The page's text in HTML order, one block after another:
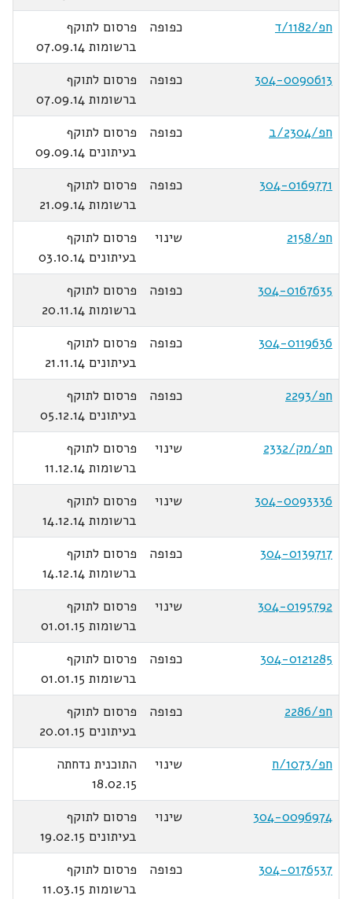
חפ/1182/ד
כפופה
פרסום לתוקף
ברשומות 07.09.14
304-0090613
כפופה
פרסום לתוקף
ברשומות 07.09.14
חפ/2304/ב
כפופה
פרסום לתוקף
בעיתונים 09.09.14
304-0169771
כפופה
פרסום לתוקף
ברשומות 21.09.14
חפ/2158
שינוי
פרסום לתוקף
בעיתונים 03.10.14
304-0167635
כפופה
פרסום לתוקף
ברשומות 20.11.14
304-0119636
כפופה
פרסום לתוקף
בעיתונים 21.11.14
חפ/2293
כפופה
פרסום לתוקף
בעיתונים 05.12.14
חפ/מק/2332
שינוי
פרסום לתוקף
ברשומות 11.12.14
304-0093336
שינוי
פרסום לתוקף
ברשומות 14.12.14
304-0139717
כפופה
פרסום לתוקף
ברשומות 14.12.14
304-0195792
שינוי
פרסום לתוקף
ברשומות 01.01.15
304-0121285
כפופה
פרסום לתוקף
ברשומות 01.01.15
חפ/2286
כפופה
פרסום לתוקף
בעיתונים 20.01.15
חפ/1073/ח
שינוי
התוכנית נדחתה
18.02.15
304-0096974
שינוי
פרסום לתוקף
בעיתונים 19.02.15
304-0176537
כפופה
פרסום לתוקף
ברשומות 11.03.15